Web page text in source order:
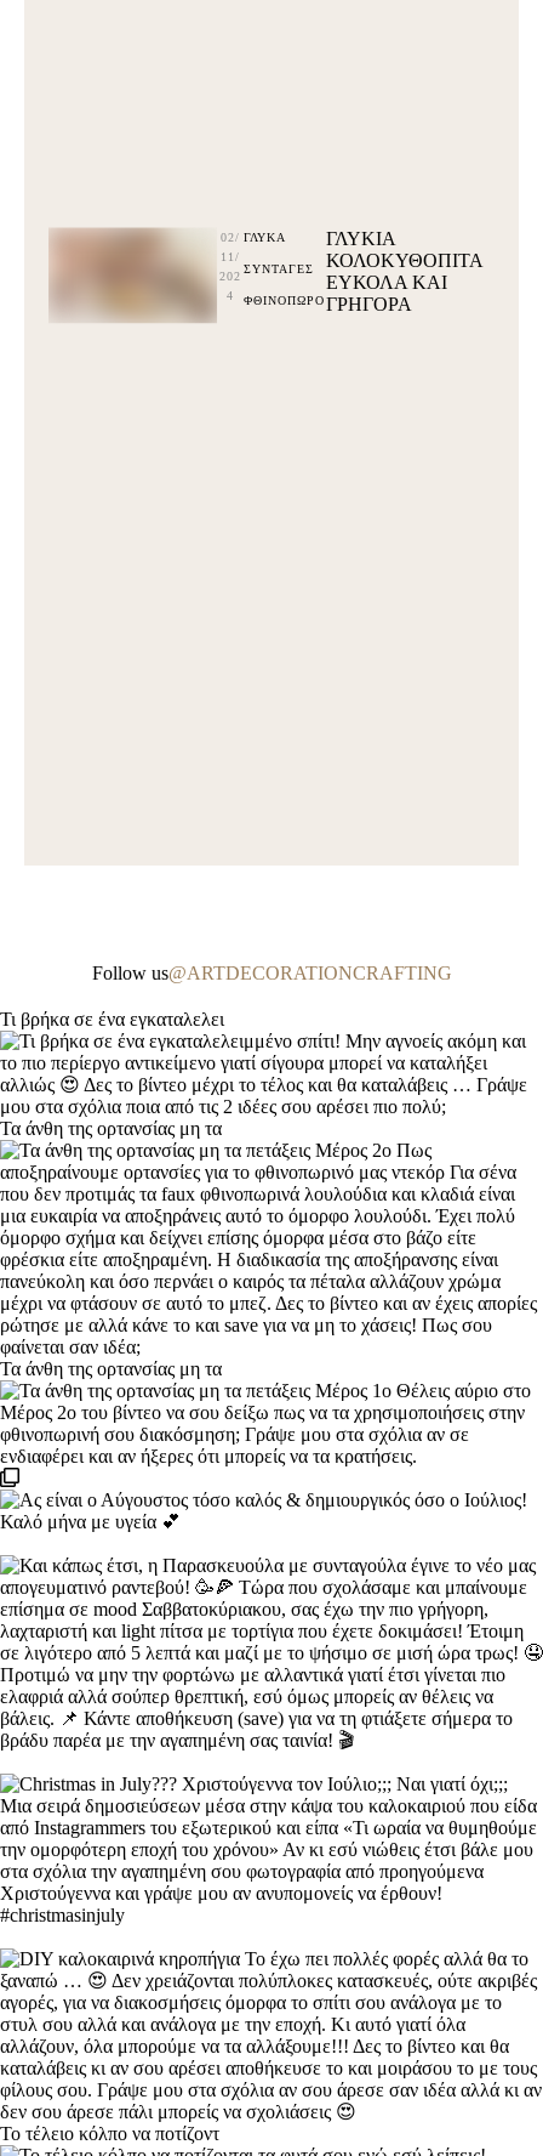
02/
11/
202
4
ΓΛΥΚΆ
ΣΥΝΤΑΓΕΣ
ΦΘΙΝΟΠΩΡΟ
ΓΛΥΚΙΑ
ΚΟΛΟΚΥΘΟΠΙΤΑ
ΕΥΚΟΛΑ ΚΑΙ
ΓΡΗΓΟΡΑ
Follow us@ARTDECORATIONCRAFTING
Τι βρήκα σε ένα εγκαταλελει
Τα άνθη της ορτανσίας μη τα
Τα άνθη της ορτανσίας μη τα
Το τέλειο κόλπο να ποτίζοντ